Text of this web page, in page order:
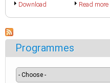
Download Read more
Programmes